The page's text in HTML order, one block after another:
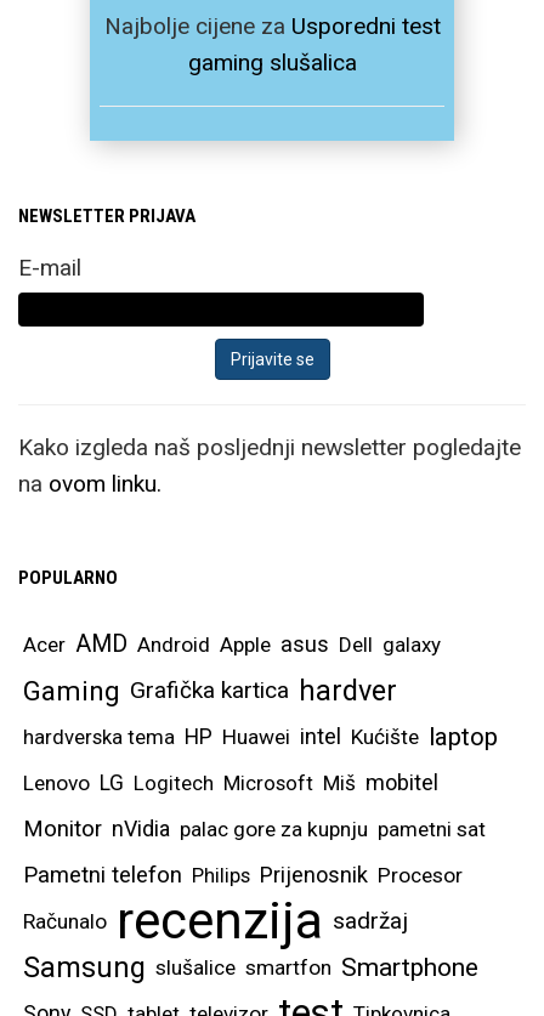
Najbolje cijene za Usporedni test
gaming slušalica
NEWSLETTER PRIJAVA
E-mail
Kako izgleda naš posljednji newsletter pogledajte
na ovom linku.
POPULARNO
Acer AMD Android Apple asus Dell galaxy
Gaming Grafička kartica hardver
hardverska tema HP Huawei intel Kućište laptop
Lenovo LG Logitech Microsoft Miš mobitel
Monitor nVidia palac gore za kupnju pametni sat
Pametni telefon Philips Prijenosnik Procesor
Računalo recenzija sadržaj
Samsung slušalice smartfon Smartphone